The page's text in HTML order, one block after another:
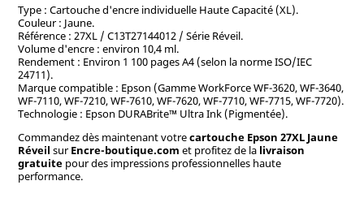
Type : Cartouche d'encre individuelle Haute Capacité (XL).
Couleur : Jaune.
Référence : 27XL / C13T27144012 / Série Réveil.
Volume d'encre : environ 10,4 ml.
Rendement : Environ 1 100 pages A4 (selon la norme ISO/IEC
24711).
Marque compatible : Epson (Gamme WorkForce WF-3620, WF-3640,
WF-7110, WF-7210, WF-7610, WF-7620, WF-7710, WF-7715, WF-7720).
Technologie : Epson DURABrite™ Ultra Ink (Pigmentée).
Commandez dès maintenant votrecartouche Epson 27XL Jaune
Réveil surEncre-boutique.com et profitez de la livraison
gratuitepour des impressions professionnelles haute
performance.